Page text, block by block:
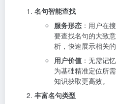
名句智能查找
服务形态 ：用户在
要查找名句的大致
析，快速展示相关的
用户价值 ：无需记
为基础精准定位所
知识获取更高效。
丰富名句类型